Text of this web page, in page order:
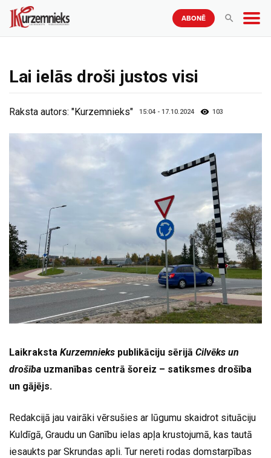
ABONĒ
Lai ielās droši justos visi
Raksta autors: "Kurzemnieks" 15:04 - 17.10.2024 103
Laikraksta Kurzemnieks publikāciju sērijā Cilvēks un
drošība uzmanības centrā šoreiz – satiksmes drošība
un gājējs.
Redakcijā jau vairāki vērsušies ar lūgumu skaidrot situāciju
Kuldīgā, Graudu un Ganību ielas apļa krustojumā, kas tautā
iesaukts par Skrundas apli. Tur nereti rodas domstarpības